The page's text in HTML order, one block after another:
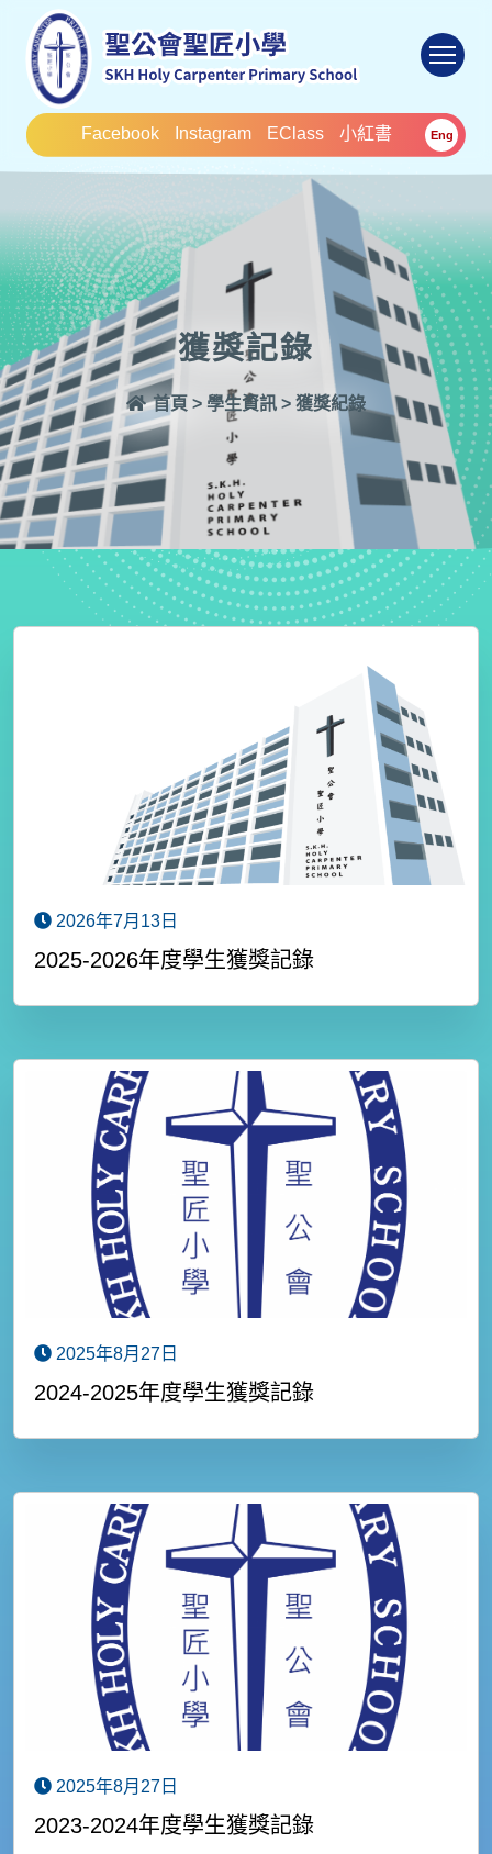
Facebook Instagram EClass 小紅書 Eng
獲獎記錄
首頁 > 學生資訊 > 獲獎紀錄
2026年7月13日
2025-2026年度學生獲獎記錄
2025年8月27日
2024-2025年度學生獲獎記錄
2025年8月27日
2023-2024年度學生獲獎記錄